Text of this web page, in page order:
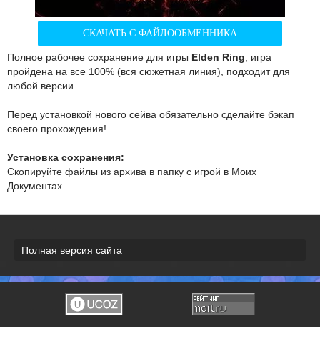
СКАЧАТЬ С ФАЙЛООБМЕННИКА
Полное рабочее сохранение для игры Elden Ring , игра
пройдена на все 100% (вся сюжетная линия), подходит для
любой версии.
Перед установкой нового сейва обязательно сделайте бэкап
своего прохождения!
Установка сохранения:
Скопируйте файлы из архива в папку с игрой в Моих
Документах.
Полная версия сайта